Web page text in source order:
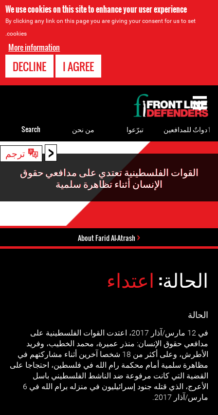
We use cookies on this site to enhance your user experience
By clicking any link on this page you are giving your consent for us to set
cookies.
More information
I AGREE
DECLINE
< ترجم
القوات الفلسطينية تعتدي على مدافعي حقوق
الإنسان أثناء تظاهرة سلمية
About Farid Al-Atrash
الحالة: اعتداء
الحالة
في 12 مارس/آذار 2017، اعتدت القوات الفلسطينية على
مدافعي حقوق الإنسان: منذر عميرة، محمد الخطيب، وفريد
الأطرش، وعلى أكثر من 18 شخصا آخرين أثناء مشاركتهم في
مظاهرة سلمية أمام محكمة رام الله في فلسطين، احتجاجا على
القضية التي كانت مرفوعة ضد الناشط الفلسطيني باسل
الأعرج، الذي قتله جنود إسرائيليون في منزله برام الله في 6
مارس/آذار 2017.
to
top
ٲدواتٌ للمدافعين تبرّعوا من نحن Search